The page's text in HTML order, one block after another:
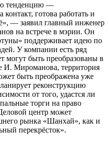
тенденцию —
готова работать и
— заявил главный инженер
на встрече в мэрии. Он
поддерживает идею по
У компании есть ряд
могут быть преобразованы в
И. Мироманова, территория
быть преображена уже
реконструкцию
от того, удастся ли
торги на право
центр может
рынка «Шанхай», как и
перекрёсток».